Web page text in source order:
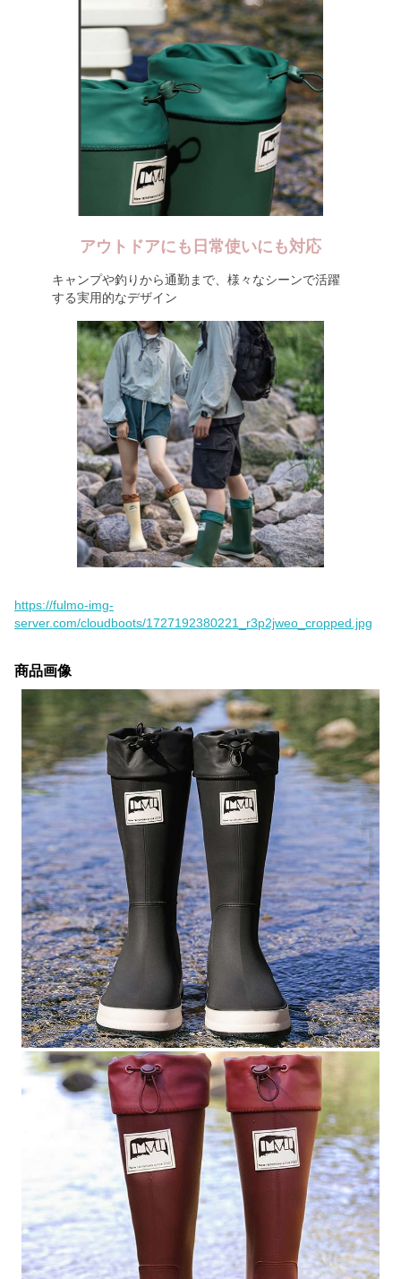
アウトドアにも日常使いにも対応
キャンプや釣りから通勤まで、様々なシーンで活躍
する実用的なデザイン
https://fulmo-img-
server.com/cloudboots/1727192380221_r3p2jweo_cropped.jpg
商品画像